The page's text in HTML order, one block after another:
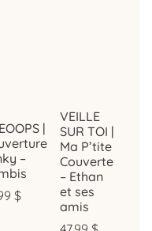
|
–
$
VEILLE
SUR TOI |
Ma P’tite
Couverte
– Ethan
et ses
amis